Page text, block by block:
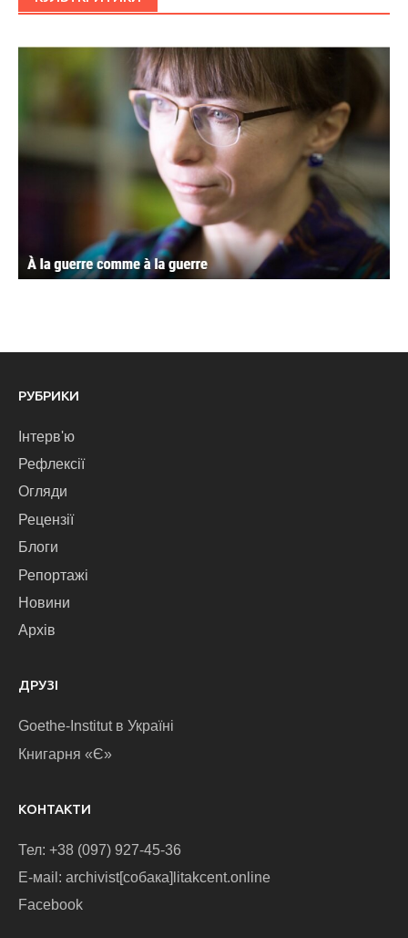
РУБРИКИ
Інтерв'ю
Рефлексії
Огляди
Рецензії
Блоги
Репортажі
Новини
Архів
ДРУЗІ
Goethe-Institut в Україні
Книгарня «Є»
КОНТАКТИ
Тел: +38 (097) 927-45-36
E-маіl: archivist[собака]litakcent.online
Facebook